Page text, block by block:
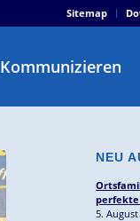
Sitemap
Kommunizieren
NEU
perfekte
5. August